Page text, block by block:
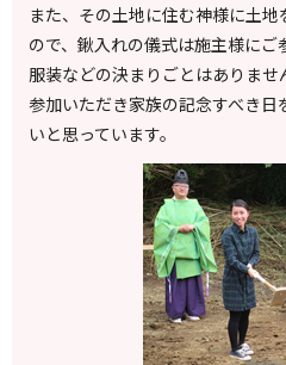
また、その土地に住む神様に土
ので、鍬入れの儀式は施主様にご
服装などの決まりごとはありま
参加いただき家族の記念すべき日
いと思っています。